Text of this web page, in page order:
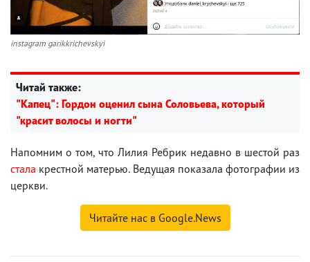
instagram garikkrichevskyi
Читай также:
"Капец": Гордон оценил сына Соловьева, который
"красит волосы и ногти"
Напомним о том, что Лилия Ребрик недавно в шестой раз
стала крестной матерью. Ведущая показала фотографии из
церкви.
Читайте нас в Google.News